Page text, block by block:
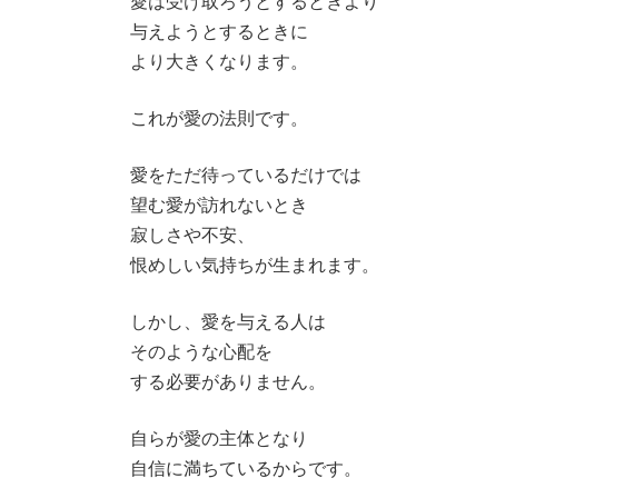
与えようとするときに
より大きくなります。
これが愛の法則です。
愛をただ待っているだけでは
望む愛が訪れないとき
寂しさや不安、
恨めしい気持ちが生まれます。
しかし、愛を与える人は
そのような心配を
する必要がありません。
自らが愛の主体となり
自信に満ちているからです。